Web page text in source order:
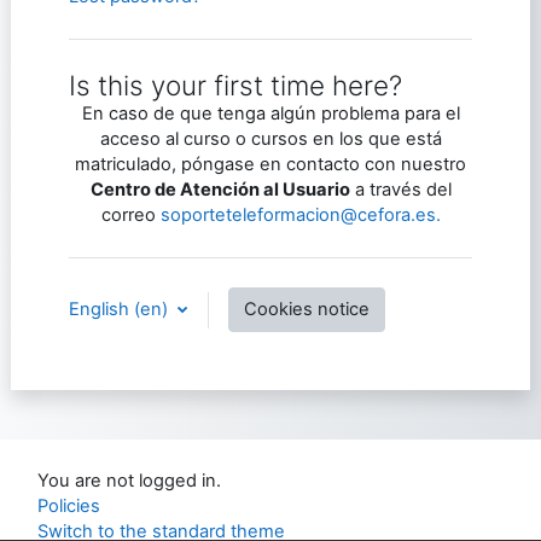
Is this your first time here?
En caso de que tenga algún problema para el
acceso al curso o cursos en los que está
matriculado, póngase en contacto con nuestro
Centro de Atención al Usuarioa través del
correo soporteteleformacion@cefora.es.
English ‎(en)‎ Cookies notice
You are not logged in.
Policies
Switch to the standard theme